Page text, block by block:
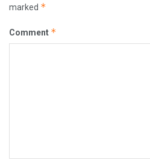
marked *
Comment *